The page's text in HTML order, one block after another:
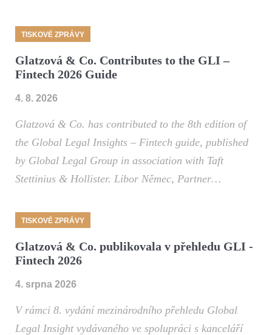
TISKOVÉ ZPRÁVY
Glatzová & Co. Contributes to the GLI –
Fintech 2026 Guide
4. 8. 2026
Glatzová & Co. has contributed to the 8th edition of
the Global Legal Insights – Fintech guide, published
by Global Legal Group in association with Taft
Stettinius & Hollister. Libor Němec, Partner…
TISKOVÉ ZPRÁVY
Glatzová & Co. publikovala v přehledu GLI -
Fintech 2026
4. srpna 2026
V rámci 8. vydání mezinárodního přehledu Global
Legal Insight vydávaného ve spolupráci s kanceláří